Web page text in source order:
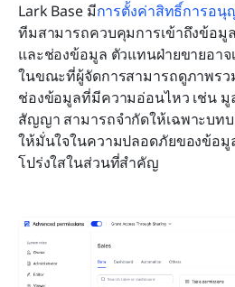
Lark Base มีการตั้งค่าสิทธิ์การอนุ
ทีมสามารถควบคุมการเข้าถึงข้อมู
และช่องข้อมูล ตัวแทนฝ่ายขายอาจ
ในขณะที่ผู้จัดการสามารถดูภาพรว
ช่องข้อมูลที่มีความอ่อนไหว เช่น มู
สัญญา สามารถจำกัดให้เฉพาะบท
ให้มั่นใจในความปลอดภัยของข้อ
โปร่งใสในส่วนที่สำคัญ